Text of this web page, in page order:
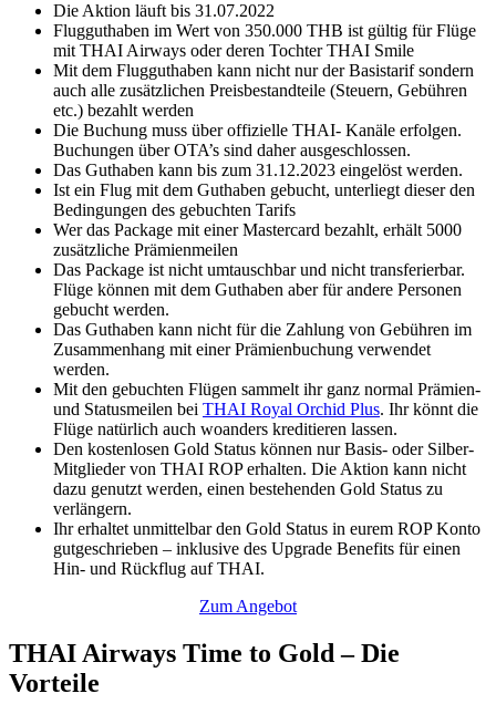
Die Aktion läuft bis 31.07.2022
Flugguthaben im Wert von 350.000 THB ist gültig für Flüge
mit THAI Airways oder deren Tochter THAI Smile
Mit dem Flugguthaben kann nicht nur der Basistarif sondern
auch alle zusätzlichen Preisbestandteile (Steuern, Gebühren
etc.) bezahlt werden
Die Buchung muss über offizielle THAI- Kanäle erfolgen.
Buchungen über OTA’s sind daher ausgeschlossen.
Das Guthaben kann bis zum 31.12.2023 eingelöst werden.
Ist ein Flug mit dem Guthaben gebucht, unterliegt dieser den
Bedingungen des gebuchten Tarifs
Wer das Package mit einer Mastercard bezahlt, erhält 5000
zusätzliche Prämienmeilen
Das Package ist nicht umtauschbar und nicht transferierbar.
Flüge können mit dem Guthaben aber für andere Personen
gebucht werden.
Das Guthaben kann nicht für die Zahlung von Gebühren im
Zusammenhang mit einer Prämienbuchung verwendet
werden.
Mit den gebuchten Flügen sammelt ihr ganz normal Prämien-
und Statusmeilen bei THAI Royal Orchid Plus. Ihr könnt die
Flüge natürlich auch woanders kreditieren lassen.
Den kostenlosen Gold Status können nur Basis- oder Silber-
Mitglieder von THAI ROP erhalten. Die Aktion kann nicht
dazu genutzt werden, einen bestehenden Gold Status zu
verlängern.
Ihr erhaltet unmittelbar den Gold Status in eurem ROP Konto
gutgeschrieben – inklusive des Upgrade Benefits für einen
Hin- und Rückflug auf THAI.
Zum Angebot
THAI Airways Time to Gold – Die
Vorteile